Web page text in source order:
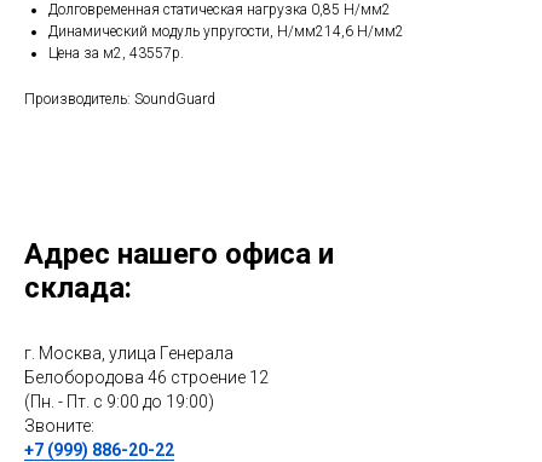
Долговременная статическая нагрузка 0,85 Н/мм2
Динамический модуль упругости, Н/мм214,6 Н/мм2
Цена за м2, 43557р.
Производитель: SoundGuard
Адрес нашего офиса и
склада:
г. Москва, улица Генерала
Белобородова 46 строение 12
(Пн. - Пт. с 9:00 до 19:00)
Звоните:
+7 (999) 886-20-22